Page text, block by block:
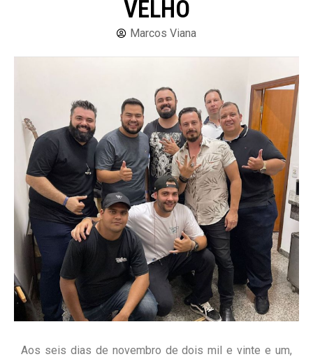
VELHO
Marcos Viana
Aos seis dias de novembro de dois mil e vinte e um,